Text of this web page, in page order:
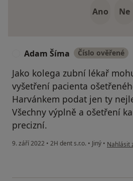
Ano Ne
Adam Šíma Číslo ověřené
Jako kolega zubní lékař
vyšetření pacienta
Harvánkem podat jen ty
Všechny výplně a ošetření
precizní.
9. září 2022 • 2H dent s.r.o. • Jiný • podle
Nahlásit